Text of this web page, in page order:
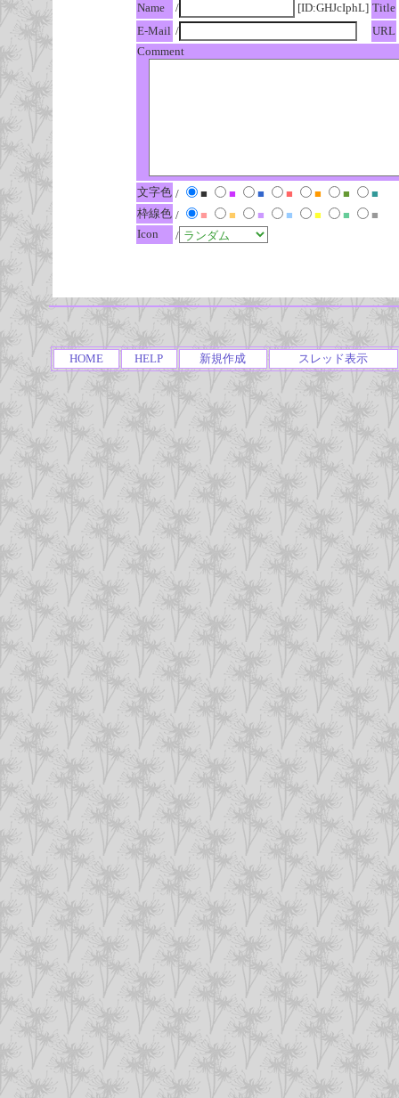
Name
/ [ID:GHJcIphL] Title
E-Mail / URL
Comment
文字色 / ■ ■ ■ ■ ■ ■
■
枠線色 / ■ ■ ■ ■ ■ ■
■
Icon
/
HOME HELP 新規作成 スレッド表示